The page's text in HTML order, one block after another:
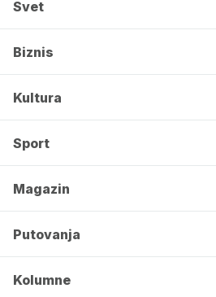
Svet
Biznis
Kultura
Sport
Magazin
Putovanja
Kolumne